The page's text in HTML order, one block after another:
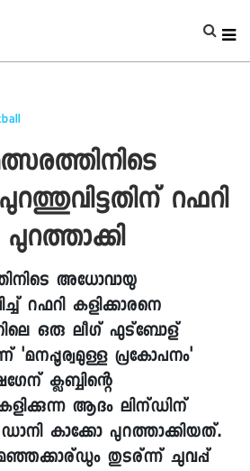
റഫറി
അധോവായു
റഫറി കളിക്കാരനെ
ഒരു ലീഗ് ഫുട്ബോള്
'മനപ്പൂര്വമുള്ള പ്രകോപനം'
ക്ലബ്ബിന്റെ
ആദം ലിന്ഡിന്
ഡാനി കാക്കോ പുറത്താക്കിയത്.
തുടര്ന്ന് ചുവപ്പ്